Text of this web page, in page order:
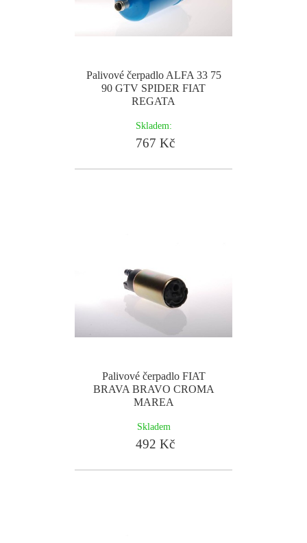
Palivové čerpadlo ALFA 33 75
90 GTV SPIDER FIAT
REGATA
Skladem:
767 Kč
Palivové čerpadlo FIAT
BRAVA BRAVO CROMA
MAREA
Skladem
492 Kč